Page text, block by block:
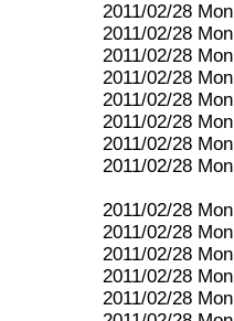
2011/02/28 Mon
2011/02/28 Mon
2011/02/28 Mon
2011/02/28 Mon
2011/02/28 Mon
2011/02/28 Mon
2011/02/28 Mon
2011/02/28 Mon
2011/02/28 Mon
2011/02/28 Mon
2011/02/28 Mon
2011/02/28 Mon
2011/02/28 Mon